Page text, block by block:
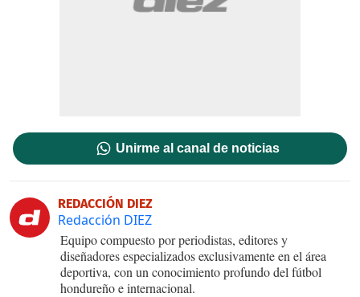
Unirme al canal de noticias
REDACCIÓN DIEZ
Redacción DIEZ
Equipo compuesto por periodistas, editores y
diseñadores especializados exclusivamente en el área
deportiva, con un conocimiento profundo del fútbol
hondureño e internacional.